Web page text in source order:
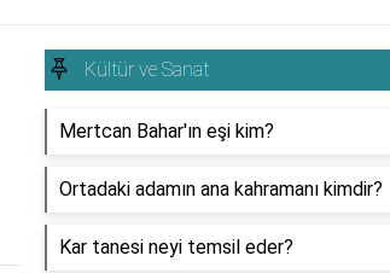
Kültür ve Sanat
Mertcan Bahar'ın eşi kim?
Ortadaki adamın ana kahramanı kimdir?
Kar tanesi neyi temsil eder?